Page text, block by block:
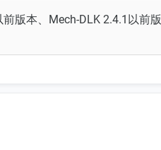
版本、Mech-DLK 2.4.1以前版